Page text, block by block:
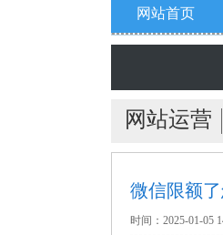
网站首页
网站运营
微信限额
时间：2025-01-05